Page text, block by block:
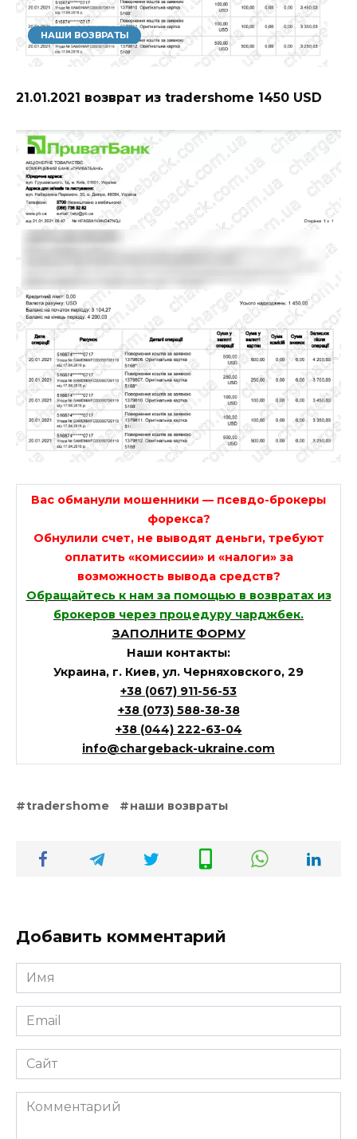
НАШИ ВОЗВРАТЫ
21.01.2021 возврат из tradershome 1450 USD
Вас обманули мошенники — псевдо-брокеры
форекса?
Обнулили счет, не выводят деньги, требуют
оплатить «комиссии» и «налоги» за
возможность вывода средств?
Обращайтесь к нам за помощью в возвратах из
брокеров через процедуру чарджбек.
ЗАПОЛНИТЕ ФОРМУ
Наши контакты:
Украина, г. Киев, ул. Черняховского, 29
+38 (067) 911-56-53
+38 (073) 588-38-38
+38 (044) 222-63-04
info@chargeback-ukraine.com
tradershome наши возвраты
Добавить комментарий
Имя
*
Email
*
Сайт
Комментарий